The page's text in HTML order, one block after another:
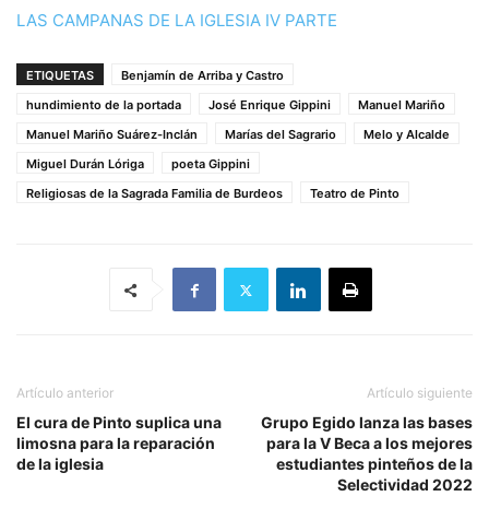
LAS CAMPANAS DE LA IGLESIA IV PARTE
ETIQUETAS
Benjamín de Arriba y Castro
hundimiento de la portada
José Enrique Gippini
Manuel Mariño
Manuel Mariño Suárez-Inclán
Marías del Sagrario
Melo y Alcalde
Miguel Durán Lóriga
poeta Gippini
Religiosas de la Sagrada Familia de Burdeos
Teatro de Pinto
Artículo anterior
El cura de Pinto suplica una
limosna para la reparación
de la iglesia
Artículo siguiente
Grupo Egido lanza las bases
para la V Beca a los mejores
estudiantes pinteños de la
Selectividad 2022